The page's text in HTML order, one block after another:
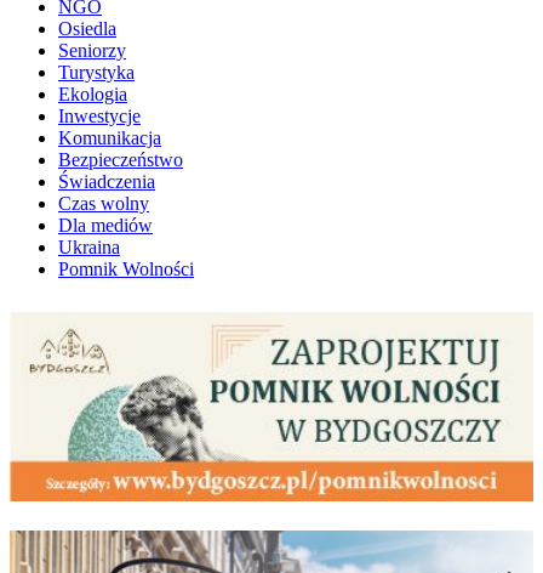
NGO
Osiedla
Seniorzy
Turystyka
Ekologia
Inwestycje
Komunikacja
Bezpieczeństwo
Świadczenia
Czas wolny
Dla mediów
Ukraina
Pomnik Wolności